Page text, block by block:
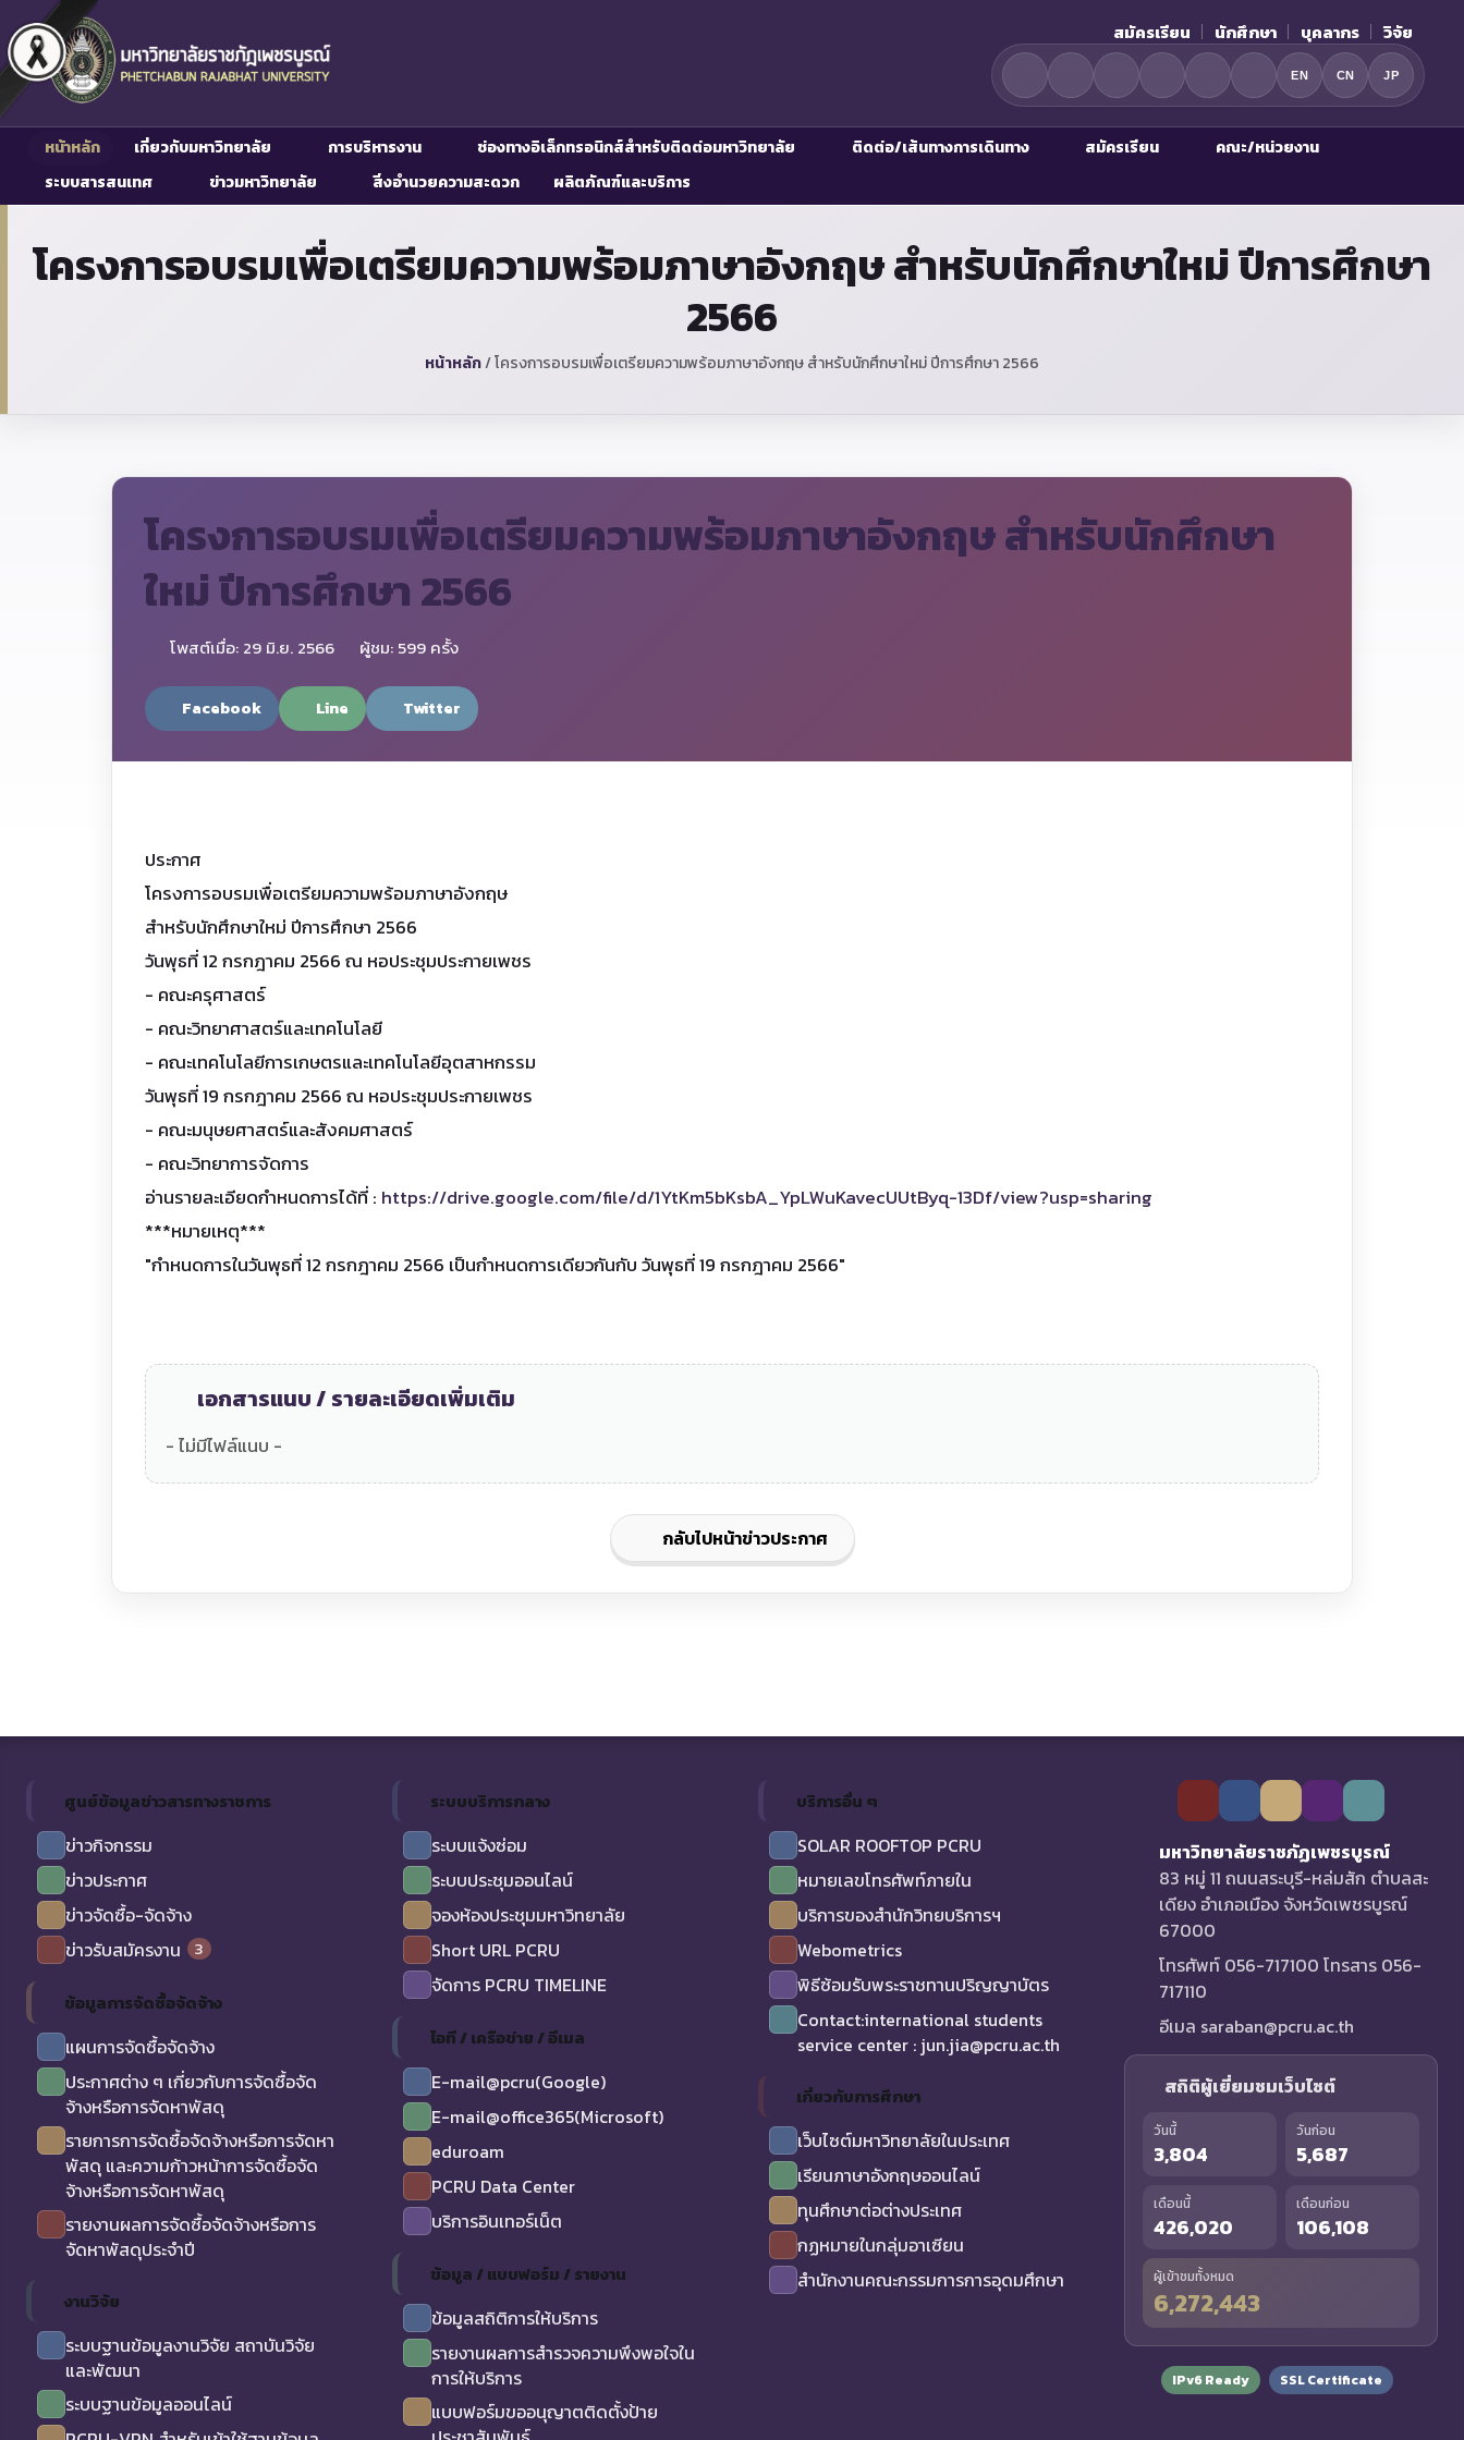
สมัครเรียน นักศึกษา บุคลากร วิจัย
EN CN JP
หน้าหลัก เกี่ยวกับมหาวิทยาลัย การบริหารงาน ช่องทางอิเล็กทรอนิกส์สำหรับติดต่อมหาวิทยาลัย ติดต่อ/เส้นทางการเดินทาง สมัครเรียน
คณะ/หน่วยงาน
ระบบสารสนเทศ
ข่าวมหาวิทยาลัย สิ่งอำนวยความสะดวก ผลิตภัณฑ์และบริการ
โครงการอบรมเพื่อเตรียมความพร้อมภาษาอังกฤษ สำหรับนักศึกษาใหม่ ปีการศึกษา
2566
หน้าหลัก/โครงการอบรมเพื่อเตรียมความพร้อมภาษาอังกฤษ สำหรับนักศึกษาใหม่ ปีการศึกษา 2566
โครงการอบรมเพื่อเตรียมความพร้อมภาษาอังกฤษ สำหรับนักศึกษา
ใหม่ ปีการศึกษา 2566
โพสต์เมื่อ: 29 มิ.ย. 2566 ผู้ชม: 599 ครั้ง
Facebook Line Twitter
ประกาศ
โครงการอบรมเพื่อเตรียมความพร้อมภาษาอังกฤษ
สำหรับนักศึกษาใหม่ ปีการศึกษา 2566
วันพุธที่ 12 กรกฎาคม 2566 ณ หอประชุมประกายเพชร
- คณะครุศาสตร์
- คณะวิทยาศาสตร์และเทคโนโลยี
- คณะเทคโนโลยีการเกษตรและเทคโนโลยีอุตสาหกรรม
วันพุธที่ 19 กรกฎาคม 2566 ณ หอประชุมประกายเพชร
- คณะมนุษยศาสตร์และสังคมศาสตร์
- คณะวิทยาการจัดการ
อ่านรายละเอียดกำหนดการได้ที่ : https://drive.google.com/file/d/1YtKm5bKsbA_YpLWuKavecUUtByq-13Df/view?usp=sharing
***หมายเหตุ***
"กำหนดการในวันพุธที่ 12 กรกฎาคม 2566 เป็นกำหนดการเดียวกันกับ วันพุธที่ 19 กรกฎาคม 2566"
เอกสารแนบ / รายละเอียดเพิ่มเติม
- ไม่มีไฟล์แนบ -
กลับไปหน้าข่าวประกาศ
ศูนย์ข้อมูลข่าวสารทางราชการ
ข่าวกิจกรรม
ข่าวประกาศ
ข่าวจัดซื้อ-จัดจ้าง
ข่าวรับสมัครงาน
3
ข้อมูลการจัดซื้อจัดจ้าง
แผนการจัดซื้อจัดจ้าง
ประกาศต่าง ๆ เกี่ยวกับการจัดซื้อจัด
จ้างหรือการจัดหาพัสดุ
รายการการจัดซื้อจัดจ้างหรือการจัดหา
พัสดุ และความก้าวหน้าการจัดซื้อจัด
จ้างหรือการจัดหาพัสดุ
รายงานผลการจัดซื้อจัดจ้างหรือการ
จัดหาพัสดุประจำปี
งานวิจัย
ระบบฐานข้อมูลงานวิจัย สถาบันวิจัย
และพัฒนา
ระบบฐานข้อมูลออนไลน์
ระบบบริการกลาง
ระบบแจ้งซ่อม
ระบบประชุมออนไลน์
จองห้องประชุมมหาวิทยาลัย
Short URL PCRU
จัดการ PCRU TIMELINE
ไอที / เครือข่าย / อีเมล
E-mail@pcru(Google)
E-mail@office365(Microsoft)
eduroam
PCRU Data Center
บริการอินเทอร์เน็ต
ข้อมูล / แบบฟอร์ม / รายงาน
ข้อมูลสถิติการให้บริการ
รายงานผลการสำรวจความพึงพอใจใน
การให้บริการ
แบบฟอร์มขออนุญาตติดตั้งป้าย
บริการอื่น ๆ
SOLAR ROOFTOP PCRU
หมายเลขโทรศัพท์ภายใน
บริการของสำนักวิทยบริการฯ
Webometrics
พิธีซ้อมรับพระราชทานปริญญาบัตร
Contact:international students
service center : jun.jia@pcru.ac.th
เกี่ยวกับการศึกษา
เว็บไซต์มหาวิทยาลัยในประเทศ
เรียนภาษาอังกฤษออนไลน์
ทุนศึกษาต่อต่างประเทศ
กฏหมายในกลุ่มอาเซียน
สำนักงานคณะกรรมการการอุดมศึกษา
มหาวิทยาลัยราชภัฏเพชรบูรณ์
83 หมู่ 11 ถนนสระบุรี-หล่มสัก ตำบลสะ
เดียง อำเภอเมือง จังหวัดเพชรบูรณ์
67000
โทรศัพท์ 056-717100 โทรสาร 056-
717110
อีเมล saraban@pcru.ac.th
สถิติผู้เยี่ยมชมเว็บไซต์
วันนี้
3,804
วันก่อน
5,687
เดือนนี้
426,020
เดือนก่อน
106,108
ผู้เข้าชมทั้งหมด
6,272,443
IPv6 Ready SSL Certificate